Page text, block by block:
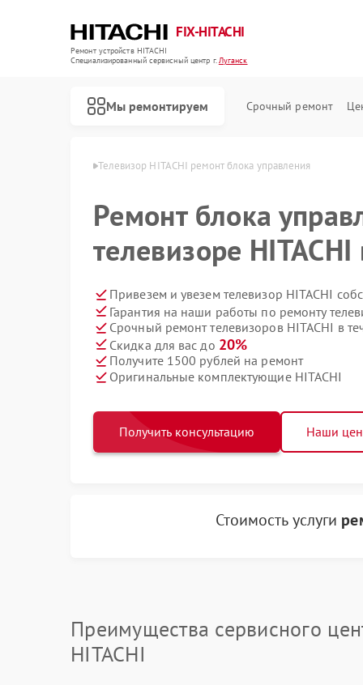
FIX-HITACHI
Ремонт устройств HITACHI
Специализированный cервисный центр г.Луганск
Мы ремонтируем Срочный ремонт
в Луганске Телевизор HITACHI ремонт блока управления
Ремонт блока
телевизоре HITACHI
Привезем и увезем телевизор HITACHI
Гарантия на наши работы по ремонту
Срочный ремонт телевизоров HITACHI в
Скидка для вас до 20%
Получите 1500 рублей на ремонт
Оригинальные комплектующие HITACHI
Получить консультацию Наши
Стоимость услуги
Преимущества сервисного
HITACHI